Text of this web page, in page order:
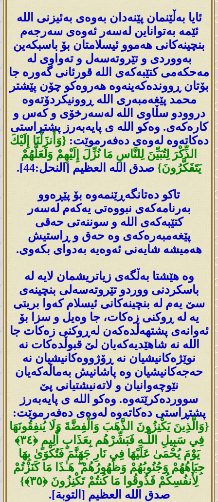
ئایا بەڵێنمان پێنەدان بەوەی بەئیزنی اللە
ئێمە بەتواناین لەسەر ئەوەی سەرجەم
بنچینەکانی ھەموو ئیسلامتان بۆ باسبکەین
بەووردی و تێروتەسەل و تەواوی لە
مەحکەمی کتێبەکەی اللە قورئانی گەورە جا
بۆتان ڕووندەکەینەوە ھەروەکو چۆن پێشتر
محمد پێغەمبەری اللە ڕوونیکردۆتەوە
دروودو سڵاوی اللە لەسەرخۆی و کەس و
کارەکەی. وەکو اللە ی پایەبەرز پشتڕاستی
دەکاتەوە لەوەی دەفەرموێت:{وَأَنزَلْنَا إِلَيْكَ
الذِّكْرَ لِتُبَيِّنَ لِلنَّاسِ مَا نُزِّلَ إِلَيْهِمْ وَلَعَلَّهُمْ
يَتَفَكَّرُونَ} صدق الله العظيم [النحل:44].
تاکو ده‌تانگه‌ڕێنمه‌وه‌ بۆ پێڕەوو
بەرنامەکەی نبووه‌تی یه‌كه‌م له‌سه‌ر
كتێبەکەی اللە و سوننه‌تی حه‌قی
پێغه‌مبه‌ره‌كه‌ی وه‌ حه‌ق و ڕاستیش
هەمیشە شایەنی ئەوەیە به‌دوای بكه‌وی.
وە ھێشتا بەڵگەی زیاتریشمان لایە لە
باسکردنی ووردو تێروتەسەلی بنچینەی
سێ یەم لە بنچینەکانی ئیسلام کەوا بریتی
یە لە ڕوکنی زەکات، جا وەیل و سزا بۆ
ئەوانەی پشتھەڵدەکەن لەڕوکنی زەکات جا
اللە نە شاھێدیەکەیان لێ قبوڵدەکات نە
نوێژەکانیشیان نە ڕۆژووەکانیشیان نە
حەجەکانیشیان وە پاشانیش بەماڵەکەیان
نێوچەوانیان و لاتەنیشتیانی پێ
سووردەکرێتەوە. وەکو اللە ی پایەبەرز
پشتڕاستی دەکاتەوە لەوەی دەفەرموێت:
{وَالَّذِينَ يَكْنِزُونَ الذَّهَبَ وَالْفِضَّةَ وَلَا يُنفِقُونَهَا
فِي سَبِيلِ اللَّـهِ فَبَشِّرْ‌هُم بِعَذَابٍ أَلِيمٍ ﴿٣٤﴾
يَوْمَ يُحْمَىٰ عَلَيْهَا فِي نَارِ‌ جَهَنَّمَ فَتُكْوَىٰ بِهَا
جِبَاهُهُمْ وَجُنُوبُهُمْ وَظُهُورُ‌هُمْ ۖ هَـٰذَا مَا كَنَزْتُمْ
لِأَنفُسِكُمْ فَذُوقُوا مَا كُنتُمْ تَكْنِزُونَ ﴿٣٥﴾}
صدق الله العظيم [التوبة].